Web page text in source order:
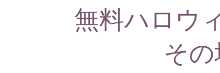
無料ハロウ
そ